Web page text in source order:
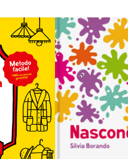
moltissimi,
tutti a
per
domestici,
Silvia
Chi si nasconde
gioco? E in
invernali?
non è certo
SCHEDA LIBRO
ACQUISTA